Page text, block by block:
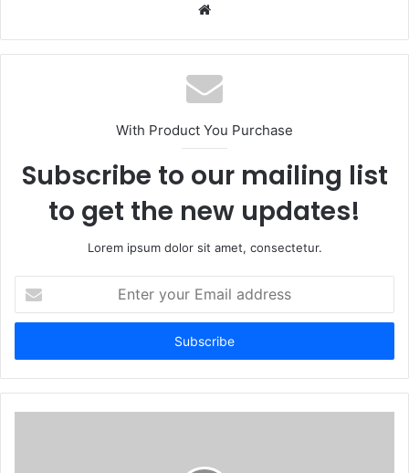
With Product You Purchase
Subscribe to our mailing list
to get the new updates!
Lorem ipsum dolor sit amet, consectetur.
your
Email